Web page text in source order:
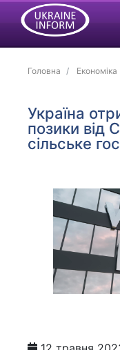
Головна Економіка
Україна
позики від
сільське